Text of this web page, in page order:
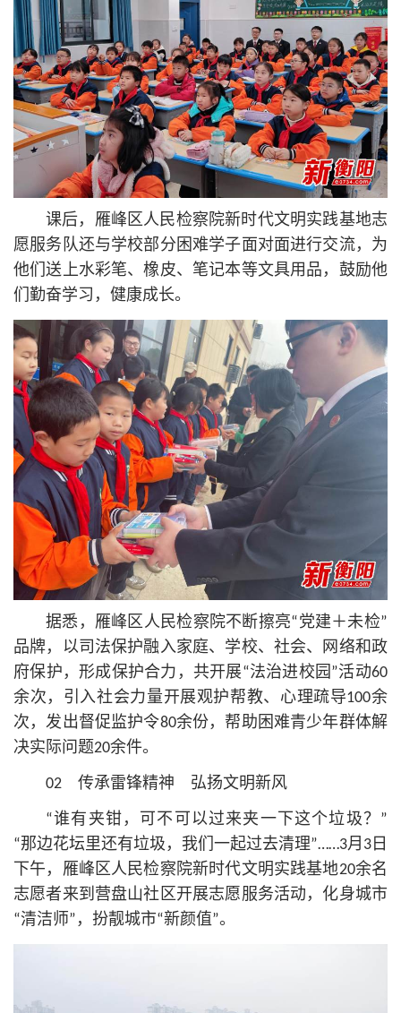
课后，雁峰区人民检察院新时代文明实践基地志
愿服务队还与学校部分困难学子面对面进行交流，为
他们送上水彩笔、橡皮、笔记本等文具用品，鼓励他
们勤奋学习，健康成长。
据悉，雁峰区人民检察院不断擦亮“党建＋未检”
品牌，以司法保护融入家庭、学校、社会、网络和政
府保护，形成保护合力，共开展“法治进校园”活动60
余次，引入社会力量开展观护帮教、心理疏导100余
次，发出督促监护令80余份，帮助困难青少年群体解
决实际问题20余件。
02 传承雷锋精神 弘扬文明新风
“谁有夹钳，可不可以过来夹一下这个垃圾？”
“那边花坛里还有垃圾，我们一起过去清理”……3月3日
下午，雁峰区人民检察院新时代文明实践基地20余名
志愿者来到营盘山社区开展志愿服务活动，化身城市
“清洁师”，扮靓城市“新颜值”。